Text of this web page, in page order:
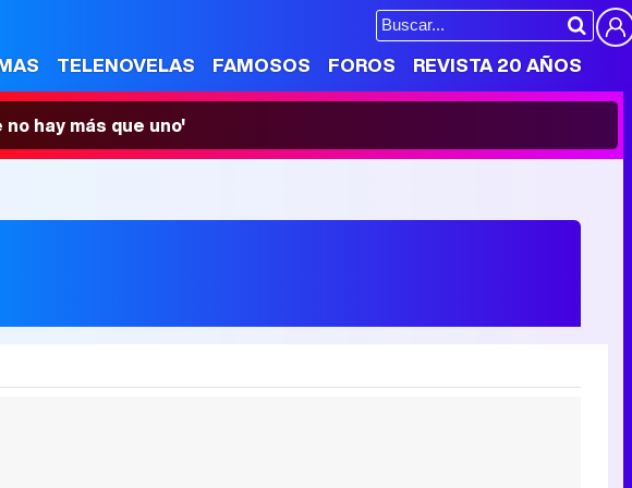
TELENOVELAS FAMOSOS FOROS REVISTA 20 AÑOS
hay más que uno'